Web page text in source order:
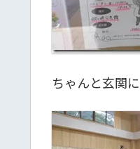
ちゃんと玄関